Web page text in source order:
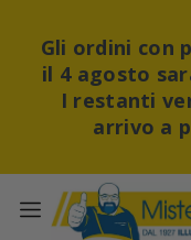
Gli ordini con
il 4 agosto
I restanti
arrivo a